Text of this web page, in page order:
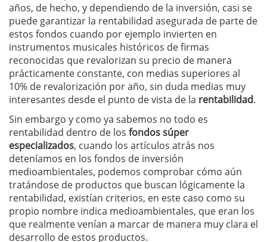
años, de hecho, y dependiendo de la inversión, casi se
puede garantizar la rentabilidad asegurada de parte de
estos fondos cuando por ejemplo invierten en
instrumentos musicales históricos de firmas
reconocidas que revalorizan su precio de manera
prácticamente constante, con medias superiores al
10% de revalorización por año, sin duda medias muy
interesantes desde el punto de vista de la rentabilidad.
Sin embargo y como ya sabemos no todo es
rentabilidad dentro de los fondos súper
especializados, cuando los artículos atrás nos
deteníamos en los fondos de inversión
medioambientales, podemos comprobar cómo aún
tratándose de productos que buscan lógicamente la
rentabilidad, existían criterios, en este caso como su
propio nombre indica medioambientales, que eran los
que realmente venían a marcar de manera muy clara el
desarrollo de estos productos.